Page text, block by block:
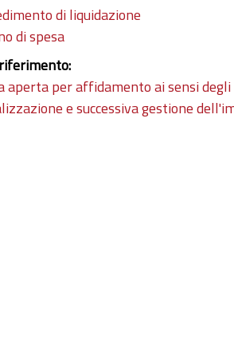
di liquidazione
di spesa
aperta per affidamento ai sensi
e successiva gestione